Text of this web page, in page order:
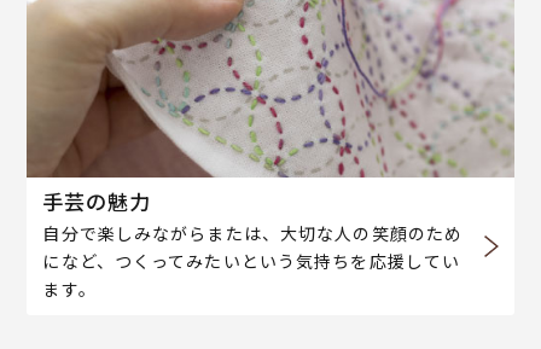
手芸の魅力
自分で楽しみながらまたは、大切な人の笑顔のため
になど、つくってみたいという気持ちを応援してい
ます。